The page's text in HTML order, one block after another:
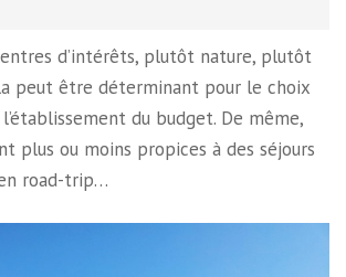
d’intérêts, plutôt nature, plutôt
peut être déterminant pour le choix
du budget. De même,
plus ou moins propices à des séjours
road-trip…